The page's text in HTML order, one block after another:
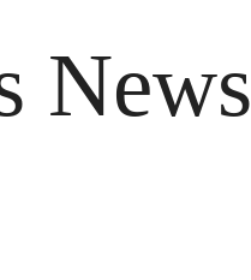
News